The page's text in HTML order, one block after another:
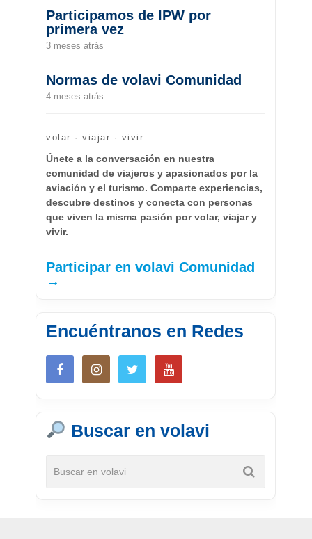
Participamos de IPW por
primera vez
3 meses atrás
Normas de volavi Comunidad
4 meses atrás
volar · viajar · vivir
Únete a la conversación en nuestra
comunidad de viajeros y apasionados por la
aviación y el turismo. Comparte experiencias,
descubre destinos y conecta con personas
que viven la misma pasión por volar, viajar y
vivir.
Participar en volavi Comunidad
→
Encuéntranos en Redes
Buscar en volavi